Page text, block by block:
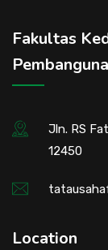
Fakultas
Jln. RS
12450
Location